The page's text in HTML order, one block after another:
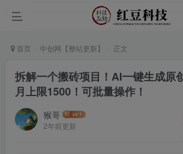
首页 中创网【整站更新】 正文
拆解一个搬砖项目！AI一键生成原
月上限1500！可批量操作！
猴哥
2年前更新